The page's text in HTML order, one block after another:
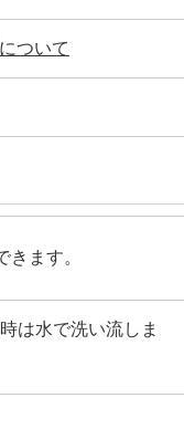
ついて
ます。
は水で洗い流しま